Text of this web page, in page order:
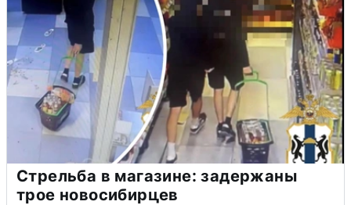
Стрельба в магазине: задержаны
трое новосибирцев